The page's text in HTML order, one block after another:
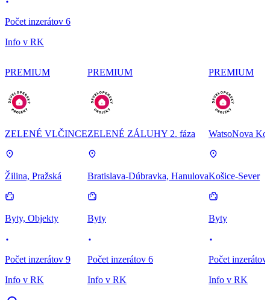
Počet inzerátov 6
Info v RK
PREMIUM
ZELENÉ VLČINCE
Žilina, Pražská
Byty, Objekty
Počet inzerátov 9
Info v RK
PREMIUM
ZELENÉ ZÁLUHY 2. fáza
Bratislava-Dúbravka, Hanulova
Byty
Počet inzerátov 6
Info v RK
PREMIUM
WatsoNova
Košice-Sever
Byty
Počet inzerátov
Info v RK